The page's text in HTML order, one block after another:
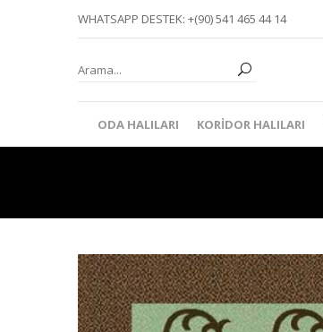
WHATSAPP DESTEK: +(90) 541 465 44 14
ODA HALILARI KORIDOR HALILARI